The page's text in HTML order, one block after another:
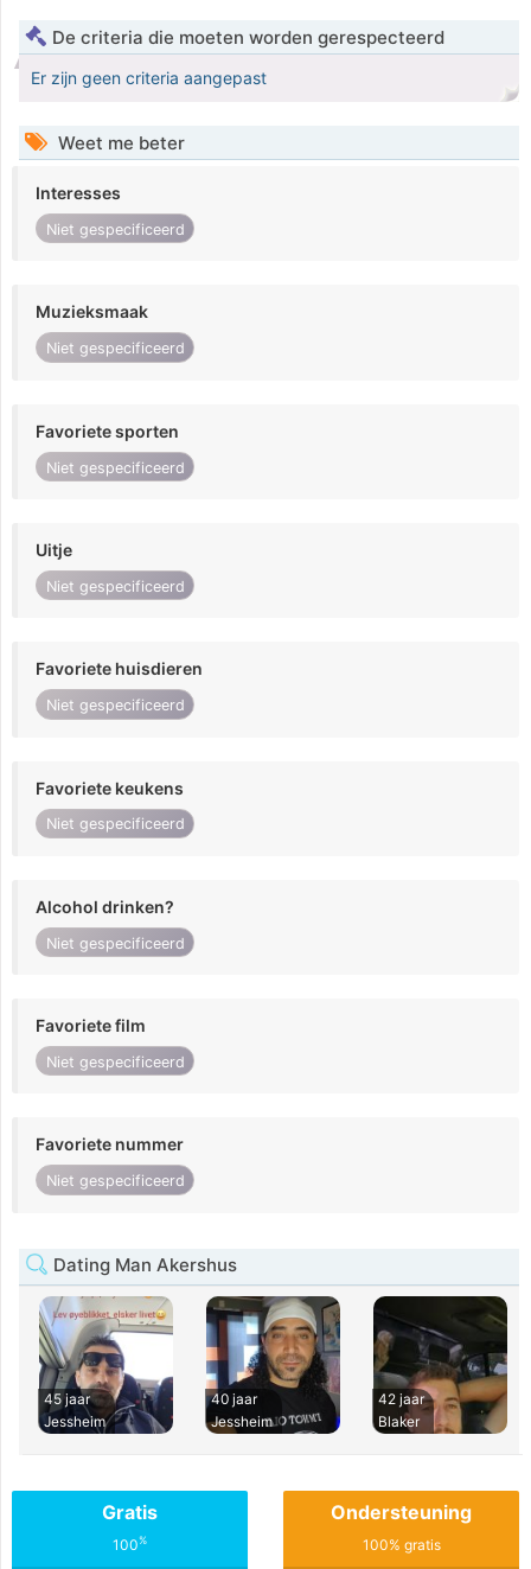
De criteria die moeten worden gerespecteerd
Er zijn geen criteria aangepast
Weet me beter
Interesses
Niet gespecificeerd
Muzieksmaak
Niet gespecificeerd
Favoriete sporten
Niet gespecificeerd
Uitje
Niet gespecificeerd
Favoriete huisdieren
Niet gespecificeerd
Favoriete keukens
Niet gespecificeerd
Alcohol drinken?
Niet gespecificeerd
Favoriete film
Niet gespecificeerd
Favoriete nummer
Niet gespecificeerd
Dating Man Akershus
45 jaar
Jessheim
40 jaar
Jessheim
42 jaar
Blaker
Gratis
100%
Ondersteuning
100% gratis